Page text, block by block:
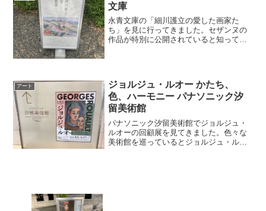
文庫
永青文庫の「細川護立の愛した画家た
ち」を見に行ってきました。セザンヌの
作品が特別に公開されていると知って行
アート
ジョルジュ・ルオー かたち、
色、ハーモニー パナソニック汐
留美術館
パナソニック汐留美術館でジョルジュ・
ルオーの回顧展を見てきました。色々な
美術館を巡っているとジョルジュ・ルオ